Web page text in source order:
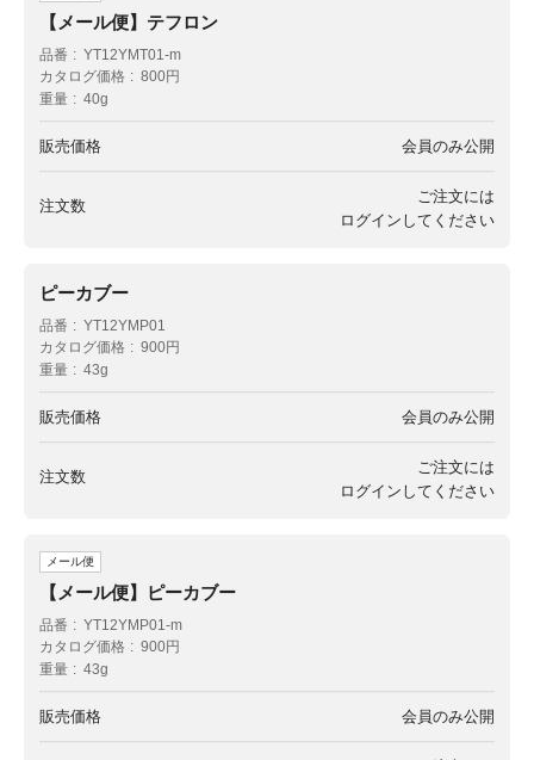
【メール便】テフロン
品番
YT12YMT01-m
カタログ価格
800円
重量
40g
販売価格 会員のみ公開
注文数
ご注文には
ログイン してください
ピーカブー
品番
YT12YMP01
カタログ価格
900円
重量
43g
販売価格 会員のみ公開
注文数
ご注文には
ログイン してください
メール便
【メール便】ピーカブー
品番
YT12YMP01-m
カタログ価格
900円
重量
43g
販売価格 会員のみ公開